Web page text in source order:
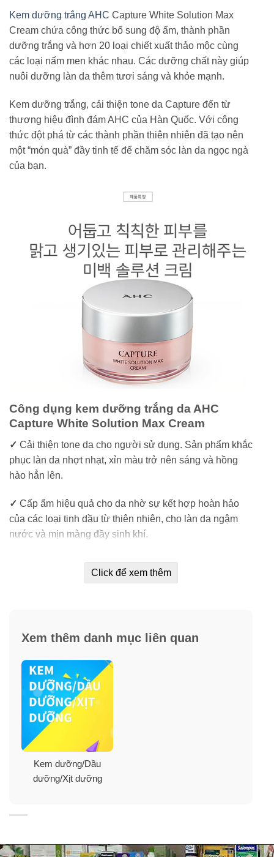
Kem dưỡng trắng AHC Capture White Solution Max
Cream chứa công thức bổ sung độ ẩm, thành phần
dưỡng trắng và hơn 20 loại chiết xuất thảo mộc cùng
các loại nấm men khác nhau. Các dưỡng chất này giúp
nuôi dưỡng làn da thêm tươi sáng và khỏe mạnh.
Kem dưỡng trắng, cải thiện tone da Capture đến từ
thương hiệu đình đám AHC của Hàn Quốc. Với công
thức đột phá từ các thành phần thiên nhiên đã tạo nên
một “món quà” đầy tinh tế để chăm sóc làn da ngọc ngà
của bạn.
Công dụng kem dưỡng trắng da AHC
Capture White Solution Max Cream
✓ Cải thiện tone da cho người sử dụng. Sản phẩm khắc
phục làn da nhợt nhạt, xỉn màu trở nên sáng và hồng
hào hẳn lên.
✓ Cấp ẩm hiệu quả cho da nhờ sự kết hợp hoàn hảo
của các loại tinh dầu từ thiên nhiên, cho làn da ngậm
nước và mịn màng đầy sinh khí.
Cung cấp nguồn collagen tự nhiên cho da, giúp da
được nuôi dưỡng từ sâu bên trong.
da.
Có kết cấu dạng gel mịn nên da hấp thụ rất nhanh,
không gây bí bách cho da, đồng thời đẩy nhanh tốc độ
hồi phục của da.
Click để xem thêm
Xem thêm danh mục liên quan
Kem dưỡng/Dầu
dưỡng/Xịt dưỡng